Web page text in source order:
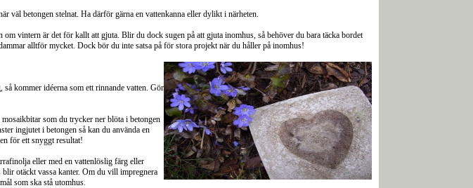
väl betongen stelnat. Ha därför gärna en vattenkanna eller dylikt i närheten.
vintern är det för kallt att gjuta. Blir du dock sugen på att gjuta inomhus, så behöver du bara täcka bordet
alltför mycket. Dock bör du inte satsa på för stora projekt när du håller på inomhus!
kommer idéerna som ett rinnande vatten. Gör
som du trycker ner blöta i betongen
ingjutet i betongen så kan du använda en
för ett snyggt resultat!
eller med en vattenlöslig färg eller
otäckt vassa kanter. Om du vill impregnera
som ska stå utomhus.